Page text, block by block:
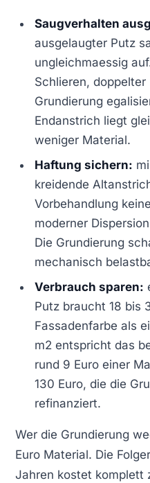
Saugverhalten
ausgelaugter Putz
ungleichmaessig
Schlieren,
Grundierung
Endanstrich liegt
weniger Material.
Haftung sichern:
kreidende
Vorbehandlung
moderner
Die Grundierung
mechanisch
Verbrauch sparen:
Putz braucht 18 bis
Fassadenfarbe als
m2 entspricht das
rund 9 Euro einer
130 Euro, die die
refinanziert.
Wer die Grundierung
Euro Material. Die
Jahren kostet komplett